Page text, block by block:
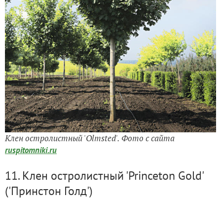
Клен остролистный 'Olmsted'. Фото с сайта
ruspitomniki.ru
11. Клен остролистный 'Princeton Gold'
('Принстон Голд')